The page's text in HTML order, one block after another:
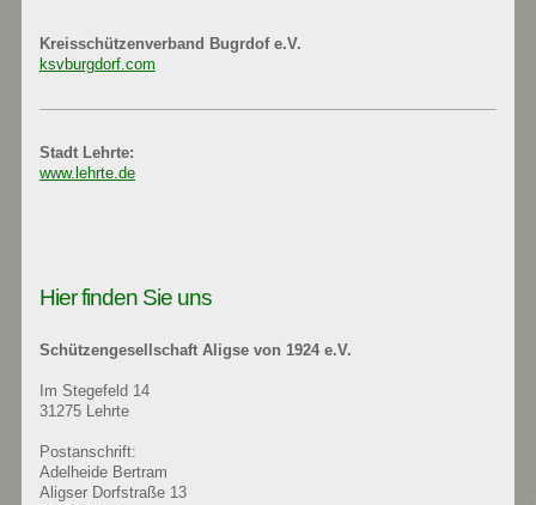
Kreisschützenverband Bugrdof e.V.
ksvburgdorf.com
Stadt Lehrte:
www.lehrte.de
Hier finden Sie uns
Schützengesellschaft Aligse von 1924 e.V.
Im Stegefeld 14
31275 Lehrte
Postanschrift:
Adelheide Bertram
Aligser Dorfstraße 13